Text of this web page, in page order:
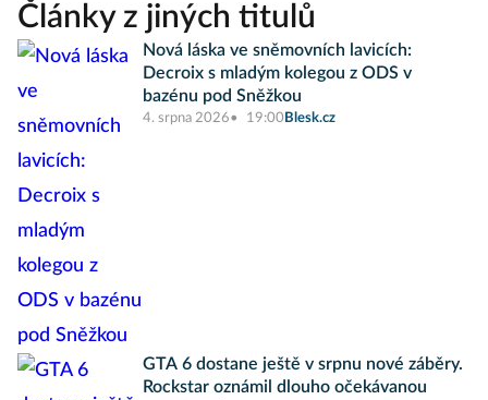
Články z jiných titulů
Nová láska ve sněmovních lavicích:
Decroix s mladým kolegou z ODS v
bazénu pod Sněžkou
4. srpna 2026 19:00 Blesk.cz
GTA 6 dostane ještě v srpnu nové záběry.
Rockstar oznámil dlouho očekávanou